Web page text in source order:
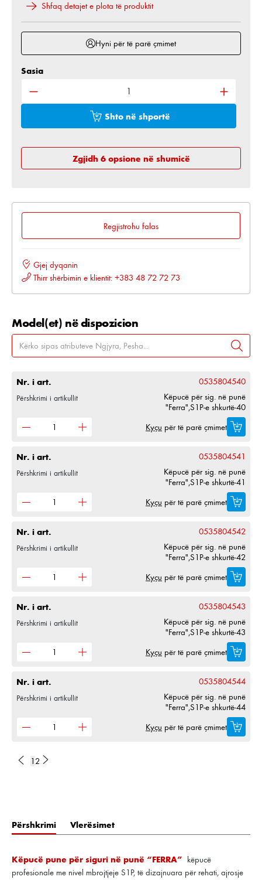
Shfaq detajet e plota të produktit
Hyni për të parë çmimet
Sasia e produktit: Shkruani sasinë e dëshiruar
Sasia
Shto në shportë
Zgjidh 6 opsione në shumicë
Regjistrohu falas
Gjej dyqanin
Thirr shërbimin e klientit: +383 48 72 72 73
Model(et) në dispozicion
Nr. i art. 0535804540
Përshkrimi i artikullit
Këpucë për sig. në punë
"Ferra",S1P-e shkurtë-40
Kyçu për të parë çmimet
Nr. i art. 0535804541
Përshkrimi i artikullit
Këpucë për sig. në punë
"Ferra",S1P-e shkurtë-41
Kyçu për të parë çmimet
Nr. i art. 0535804542
Përshkrimi i artikullit
Këpucë për sig. në punë
"Ferra",S1P-e shkurtë-42
Kyçu për të parë çmimet
Nr. i art. 0535804543
Përshkrimi i artikullit
Këpucë për sig. në punë
"Ferra",S1P-e shkurtë-43
Kyçu për të parë çmimet
Nr. i art. 0535804544
Përshkrimi i artikullit
Këpucë për sig. në punë
"Ferra",S1P-e shkurtë-44
Kyçu për të parë çmimet
1 2
Përshkrimi Vlerësimet
Këpucë pune për siguri në punë “FERRA” këpucë
profesionale me nivel mbrojtjeje S1P, të dizajnuara për rehati, ajrosje